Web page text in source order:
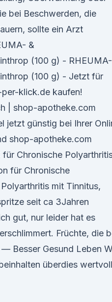
bei Beschwerden, die
sollte ein Arzt
&
(100 g) -
(100 g) - Jetzt für
klick.de kaufen!
| shop-apotheke.com
jetzt günstig bei Ihrer
shop-apotheke.com
Chronische
für Chronische
mit Tinnitus,
seit ca 3Jahren
gut, nur leider hat es
Früchte, die
Besser Gesund Leben
überdies